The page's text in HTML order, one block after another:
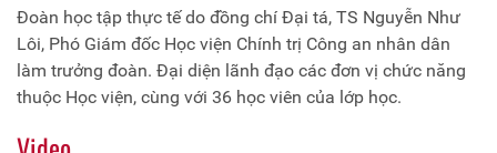
Đoàn học tập thực tế do đồng chí Đại tá, TS Nguyễn Như
Lôi, Phó Giám đốc Học viện Chính trị Công an nhân dân
làm trưởng đoàn. Đại diện lãnh đạo các đơn vị chức năng
thuộc Học viện, cùng với 36 học viên của lớp học.